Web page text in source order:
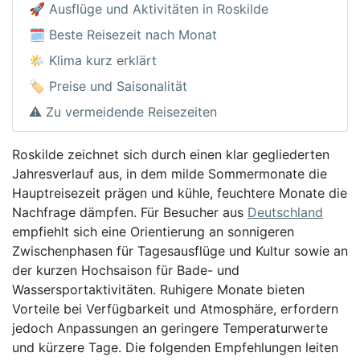
🚀 Ausflüge und Aktivitäten in Roskilde
🗓️ Beste Reisezeit nach Monat
🌤️ Klima kurz erklärt
🏷️ Preise und Saisonalität
⚠️ Zu vermeidende Reisezeiten
Roskilde zeichnet sich durch einen klar gegliederten
Jahresverlauf aus, in dem milde Sommermonate die
Hauptreisezeit prägen und kühle, feuchtere Monate die
Nachfrage dämpfen. Für Besucher aus Deutschland
empfiehlt sich eine Orientierung an sonnigeren
Zwischenphasen für Tagesausflüge und Kultur sowie an
der kurzen Hochsaison für Bade- und
Wassersportaktivitäten. Ruhigere Monate bieten
Vorteile bei Verfügbarkeit und Atmosphäre, erfordern
jedoch Anpassungen an geringere Temperaturwerte
und kürzere Tage. Die folgenden Empfehlungen leiten